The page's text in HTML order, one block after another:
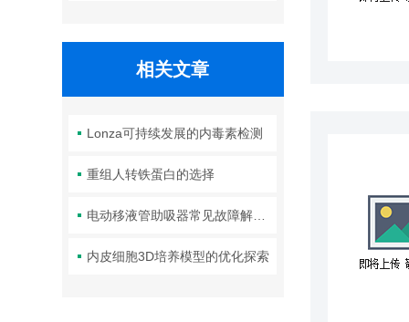
相关文章
Lonza可持续发展的内毒素检测
重组人转铁蛋白的选择
电动移液管助吸器常见故障解决方案
内皮细胞3D培养模型的优化探索